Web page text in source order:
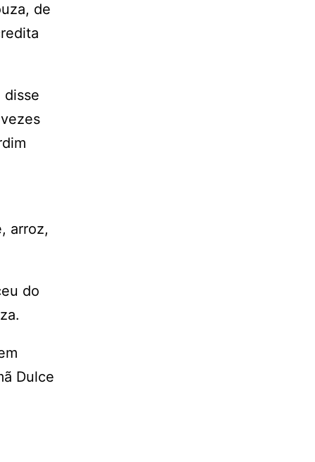
de
disse
arroz,
do
Dulce